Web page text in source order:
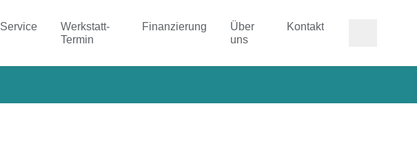
Service
Werkstatt-
Termin
Finanzierung
Über
uns
Kontakt